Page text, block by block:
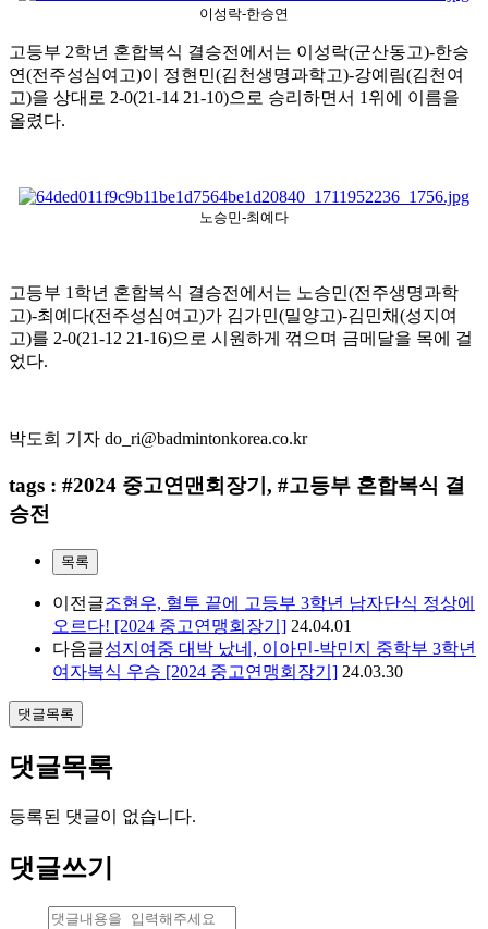
이성락-한승연
고등부 2학년 혼합복식 결승전에서는 이성락(군산동고)-한승
연(전주성심여고)이 정현민(김천생명과학고)-강예림(김천여
고)을 상대로 2-0(21-14 21-10)으로 승리하면서 1위에 이름을
올렸다.
노승민-최예다
고등부 1학년 혼합복식 결승전에서는 노승민(전주생명과학
고)-최예다(전주성심여고)가 김가민(밀양고)-김민채(성지여
고)를 2-0(21-12 21-16)으로 시원하게 꺾으며 금메달을 목에 걸
었다.
박도희 기자 do_ri@badmintonkorea.co.kr
tags : #2024 중고연맨회장기, #고등부 혼합복식 결
승전
목록
이전글조현우, 혈투 끝에 고등부 3학년 남자단식 정상에
오르다! [2024 중고연맹회장기] 24.04.01
다음글성지여중 대박 났네, 이아민-박민지 중학부 3학년
여자복식 우승 [2024 중고연맹회장기] 24.03.30
댓글목록
댓글목록
등록된 댓글이 없습니다.
댓글쓰기